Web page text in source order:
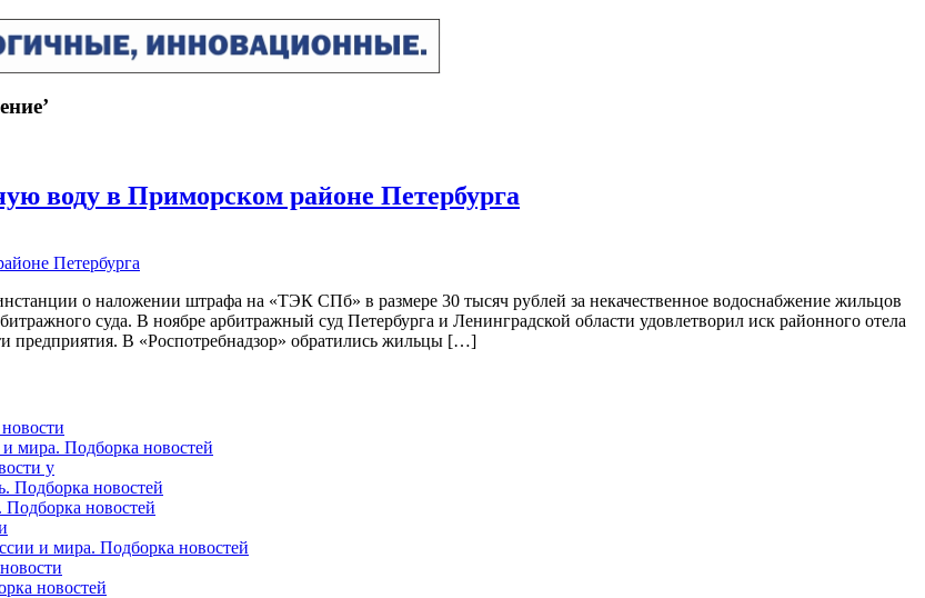
воду в Приморском районе Петербурга
о наложении штрафа на «ТЭК СПб» в размере 30 тысяч рублей за некачественное водоснабжение жильцов
суда. В ноябре арбитражный суд Петербурга и Ленинградской области удовлетворил иск районного отела
предприятия. В «Роспотребнадзор» обратились жильцы […]
мира. Подборка новостей
у
Подборка новостей
новостей
и мира. Подборка новостей
новостей